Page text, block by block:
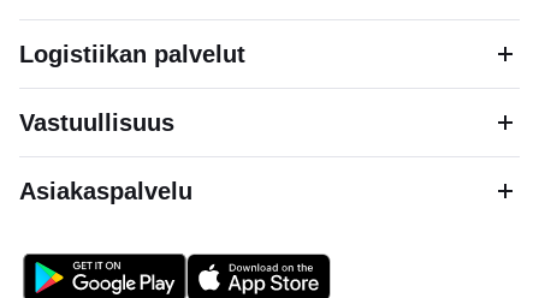
Logistiikan palvelut
Vastuullisuus
Asiakaspalvelu